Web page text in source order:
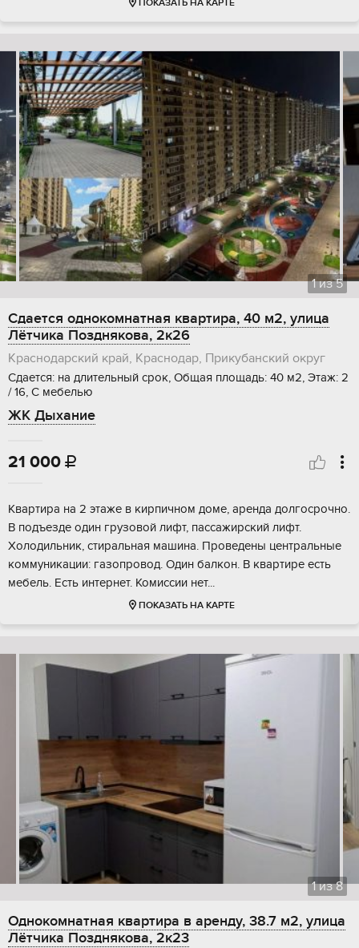
ПОКАЗАТЬ НА КАРТЕ
1из5
Сдается однокомнатная квартира, 40 м2, улица
Лётчика Позднякова, 2к26
Краснодарский край, Краснодар, Прикубанский округ
Сдается: на длительный срок, Общая площадь: 40 м2, Этаж: 2
/ 16, С мебелью
ЖК Дыхание
21 000 
Квартира на 2 этаже в кирпичном доме, аренда долгосрочно.
В подъезде один грузовой лифт, пассажирский лифт.
Холодильник, стиральная машина. Проведены центральные
коммуникации: газопровод. Один балкон. В квартире есть
мебель. Есть интернет. Комиссии нет...
ПОКАЗАТЬ НА КАРТЕ
1из8
Однокомнатная квартира в аренду, 38.7 м2, улица
Лётчика Позднякова, 2к23